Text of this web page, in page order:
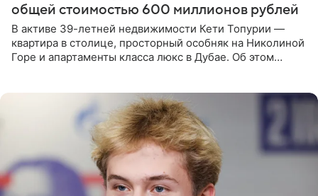
общей стоимостью 600 миллионов рублей
В активе 39-летней недвижимости Кети Топурии —
квартира в столице, просторный особняк на Николиной
Горе и апартаменты класса люкс в Дубае. Об этом